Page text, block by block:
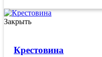
Закрыть
Крестовина